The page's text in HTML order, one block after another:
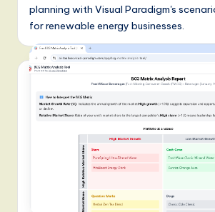
s
e
-
planning with Visual Paradigm's
for renewable energy businesses.